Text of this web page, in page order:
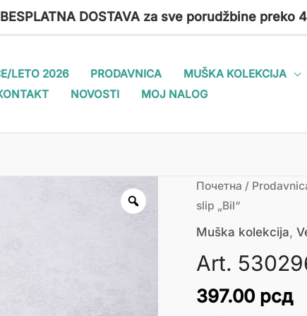
DOSTAVA za sve porudžbine preko
LETO 2026 PRODAVNICA MUŠKA KOLEKCIJA
NOVOSTI MOJ NALOG
Почетна /
slip „Bil“
Muška kolekcija,
Art.
397.00 рсд
Art.
530296-
1
slip
количина